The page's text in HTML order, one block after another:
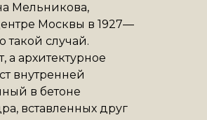
Мельникова,
Москвы в 1927—
такой случай.
а архитектурное
внутренней
в бетоне
вставленных друг